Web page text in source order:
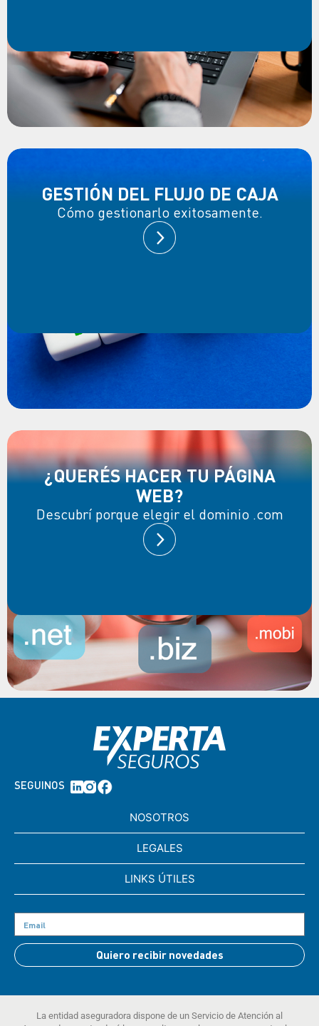
GESTIÓN DEL FLUJO DE CAJA
Cómo gestionarlo exitosamente.
¿QUERÉS HACER TU PÁGINA
WEB?
Descubrí porque elegir el dominio .com
SEGUINOS
NOSOTROS
LEGALES
LINKS ÚTILES
Quiero recibir novedades
La entidad aseguradora dispone de un Servicio de Atención al